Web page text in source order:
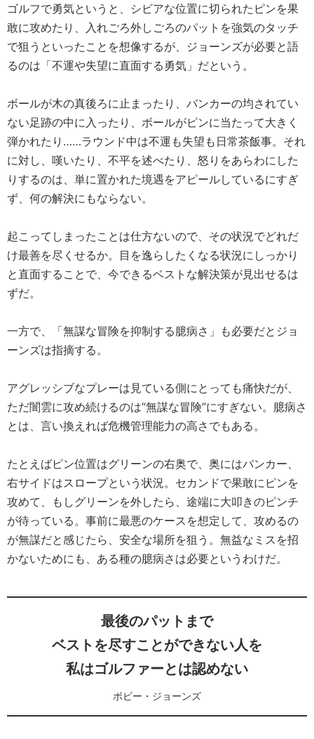
ゴルフで勇気というと、シビアな位置に切られたピンを果
敢に攻めたり、入れごろ外しごろのパットを強気のタッチ
で狙うといったことを想像するが、ジョーンズが必要と語
るのは「不運や失望に直面する勇気」だという。
ボールが木の真後ろに止まったり、バンカーの均されてい
ない足跡の中に入ったり、ボールがピンに当たって大きく
弾かれたり……ラウンド中は不運も失望も日常茶飯事。それ
に対し、嘆いたり、不平を述べたり、怒りをあらわにした
りするのは、単に置かれた境遇をアピールしているにすぎ
ず、何の解決にもならない。
起こってしまったことは仕方ないので、その状況でどれだ
け最善を尽くせるか。目を逸らしたくなる状況にしっかり
と直面することで、今できるベストな解決策が見出せるは
ずだ。
一方で、「無謀な冒険を抑制する臆病さ」も必要だとジョ
ーンズは指摘する。
アグレッシブなプレーは見ている側にとっても痛快だが、
ただ闇雲に攻め続けるのは“無謀な冒険”にすぎない。臆病さ
とは、言い換えれば危機管理能力の高さでもある。
たとえばピン位置はグリーンの右奥で、奥にはバンカー、
右サイドはスロープという状況。セカンドで果敢にピンを
攻めて、もしグリーンを外したら、途端に大叩きのピンチ
が待っている。事前に最悪のケースを想定して、攻めるの
が無謀だと感じたら、安全な場所を狙う。無益なミスを招
かないためにも、ある種の臆病さは必要というわけだ。
最後のパットまで
ベストを尽すことができない人を
私はゴルファーとは認めない
ボビー・ジョーンズ